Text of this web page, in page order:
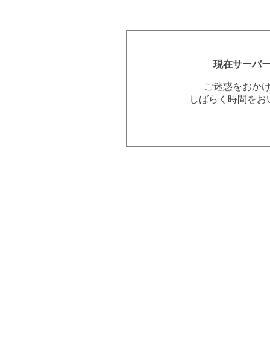
現在サーバ
ご迷惑をおか
しばらく時間を